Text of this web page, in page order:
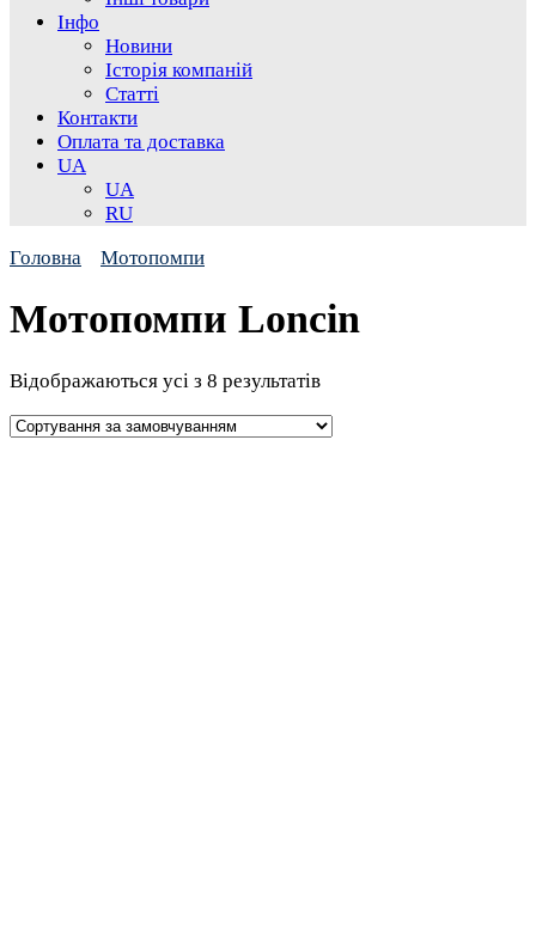
Інфо
Новини
Історія компаній
Статті
Контакти
Оплата та доставка
UA
UA
RU
Головна
Мотопомпи
Мотопомпи Loncin
Відображаються усі з 8 результатів